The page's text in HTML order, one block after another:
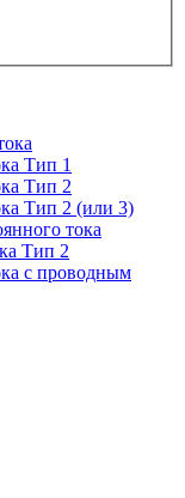
Тип 1
Тип 2
Тип 2 (или 3)
тока
Тип 2
с проводным